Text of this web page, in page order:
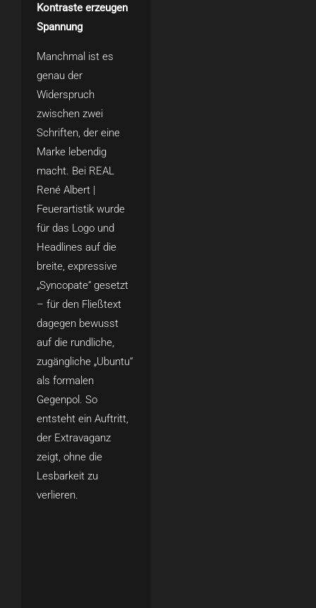
Kontraste erzeugen
Spannung
Manchmal ist es
genau der
Widerspruch
zwischen zwei
Schriften, der eine
Marke lebendig
macht. Bei REAL
René Albert |
Feuerartistik wurde
für das Logo und
Headlines auf die
breite, expressive
„Syncopate“ gesetzt
– für den Fließtext
dagegen bewusst
auf die rundliche,
zugängliche „Ubuntu“
als formalen
Gegenpol. So
entsteht ein Auftritt,
der Extravaganz
zeigt, ohne die
Lesbarkeit zu
verlieren.